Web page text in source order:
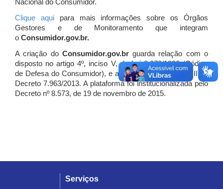
Nacional do Consumidor.
Clique aquipara mais informações sobre os Órgãos
Gestores e de Monitoramento que integram
o Consumidor.gov.br.
A criação do Consumidor.gov.brguarda relação com o
disposto no artigo 4º, inciso V, da Lei 8.078/1990 (Código
de Defesa do Consumidor), e artigo 7º, incisos I, II e III do
Decreto 7.963/2013. A plataforma foi institucionalizada pelo
Decreto nº 8.573, de 19 de novembro de 2015.
Serviços